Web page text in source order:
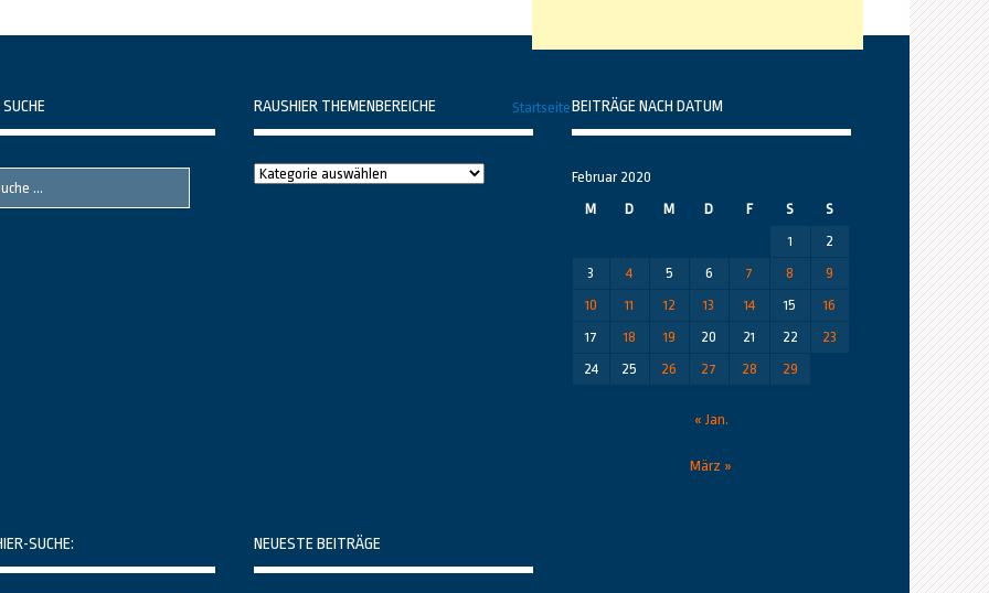
Startseite
RAUSHIER THEMENBEREICHE
Raushier
BEITRÄGE NACH DATUM
Februar 2020
M
D M D F S
S
1
2
3
4 5 6 7 8
9
10
11 12 13 14 15
16
17
18 19 20 21 22
23
24
25 26 27 28 29
« Jan.
März »
SUCHE: NEUESTE BEITRÄGE